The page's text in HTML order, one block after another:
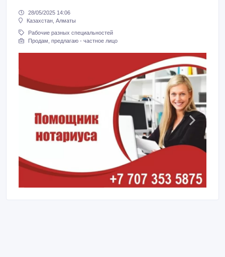
28/05/2025 14:06
Казахстан, Алматы
Рабочие разных специальностей
Продам, предлагаю - частное лицо